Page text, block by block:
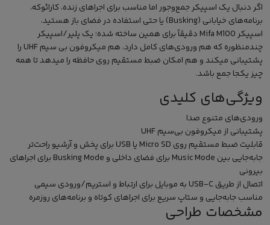
اگر دنبال یک اسپیکرجمع‌وجور اما مناسب برای اجراهای زنده، کارائوکه،
برنامه‌های خیابانی (Busking) یا حتی استفاده در فضای باز هستید،
اسپیکر
Mifa M100 دقیقاً برای همین ساخته شده؛ یک پلیر/اسپیکر
چندمنظوره که هم ورودی‌های کامل دارد، هم میکروفون
بی سیم UHF را
پشتیبانی میکند و هم امکان ضبط مستقیم روی حافظه را میدهد تا همه
چیز یکجا جمع باشد.
ویژگی‌های کلیدی
ورودی‌های متنوع صدا
پشتیبانی از میکروفون بی‌سیم UHF
قابلیت ضبط مستقیم روی Micro SD یا USB برای پخش و آرشیو راحت‌تر
جابه‌جایی بین Music Mode برای فضای داخلی و Busking Mode برای اجراهای
بیرونی
اتصال از طریق USB-C به موبایل برای ارتباط و استریم/ورودی سیمی
مناسب جابه‌جایی و ستاپ سریع برای اجراهای کوتاه و برنامه‌های روزمره
مشخصات طراحی